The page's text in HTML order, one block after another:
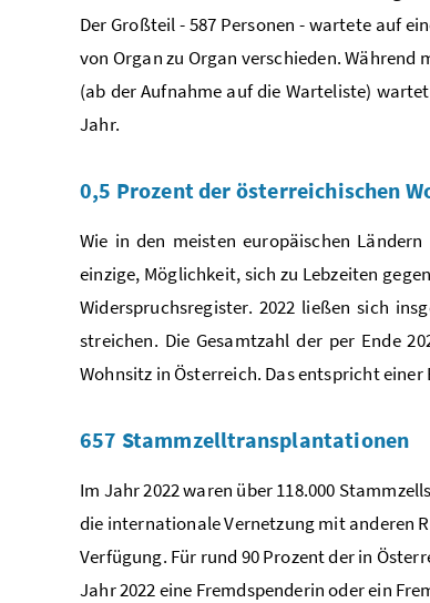
Der Großteil - 587 Personen - wartete auf
von Organ zu Organ verschieden. Während
(ab der Aufnahme auf die Warteliste)
Jahr.
0,5 Prozent der österreichischen
Wie in den meisten europäischen
einzige, Möglichkeit, sich zu Lebzeiten
Widerspruchsregister. 2022 ließen sich
streichen. Die Gesamtzahl der per Ende
Wohnsitz in Österreich. Das entspricht
657 Stammzelltransplantationen
Im Jahr 2022 waren über 118.000
die internationale Vernetzung mit anderen
Verfügung. Für rund 90 Prozent der in
Jahr 2022 eine Fremdspenderin oder ein